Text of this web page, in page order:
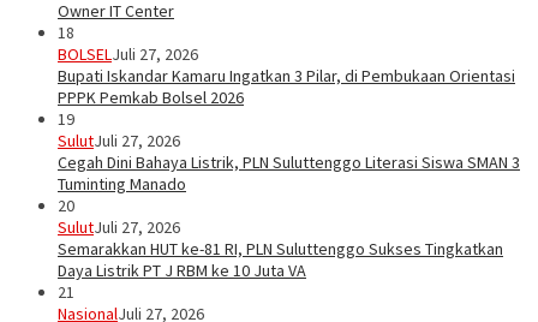
Owner IT Center
18
BOLSELJuli 27, 2026
Bupati Iskandar Kamaru Ingatkan 3 Pilar, di Pembukaan Orientasi
PPPK Pemkab Bolsel 2026
19
SulutJuli 27, 2026
Cegah Dini Bahaya Listrik, PLN Suluttenggo Literasi Siswa SMAN 3
Tuminting Manado
20
SulutJuli 27, 2026
Semarakkan HUT ke-81 RI, PLN Suluttenggo Sukses Tingkatkan
Daya Listrik PT J RBM ke 10 Juta VA
21
NasionalJuli 27, 2026